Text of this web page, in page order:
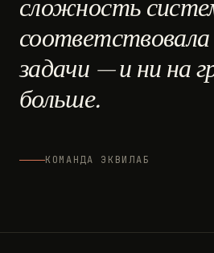
сложность
задачи — и ни на
больше.
КОМАНДА ЭКВИЛАБ